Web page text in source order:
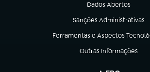
Dados Abertos
(abre em nova aba)
Sanções Administrativas
(abre em nova aba)
Ferramentas e Aspectos
(abre em nova aba)
Outras Informações
(abre em nova aba)